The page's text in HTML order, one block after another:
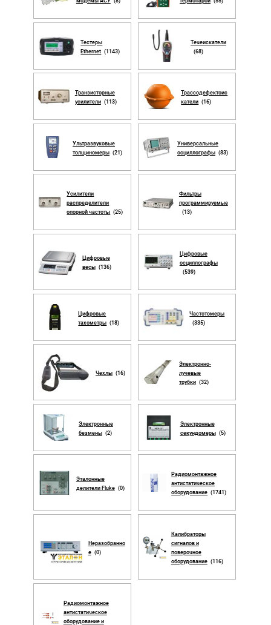
Тестеры
Ethernet (1143)
Течеискатели
(68)
Транзисторные
усилители (113)
Трассодефектоис
катели (16)
Ультразвуковые
толщиномеры (21)
Универсальные
осциллографы (83)
Усилители
распределители
опорной частоты (25)
Фильтры
программируемые
(13)
Цифровые
весы (136)
Цифровые
осциллографы
(539)
Цифровые
тахометры (18)
Частотомеры
(335)
Чехлы (16)
Электронно-
лучевые
трубки (32)
Электронные
безмены (2)
Электронные
секундомеры (5)
Эталонные
делители Fluke (0)
Радиомонтажное
антистатическое
оборудование (1741)
Неразобранно
е (0)
Калибраторы
сигналов и
поверочное
оборудование (116)
Радиомонтажное
антистатическое
оборудование и